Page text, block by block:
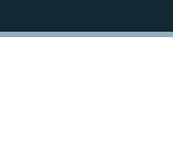
КАЛЯНДАР
НА ХВАЛЯХ